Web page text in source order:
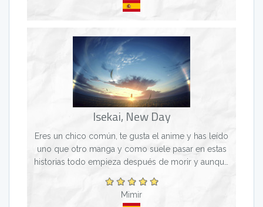
Isekai, New Day
Eres un chico común, te gusta el anime y has leído
uno que otro manga y como suele pasar en estas
historias todo empieza después de morir y aunque
geni...
Mimir